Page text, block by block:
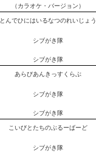
（カラオケ・バージョン）
とんでひにはいるなつのれいじょう
シブがき隊
シブがき隊
あらびあんきっすくらぶ
シブがき隊
シブがき隊
こいびとたちのぶるーばーど
シブがき隊